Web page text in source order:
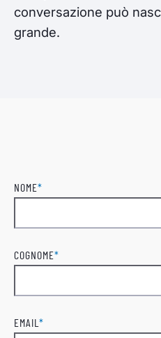
conversazione può
grande.
NOME*
COGNOME*
EMAIL *